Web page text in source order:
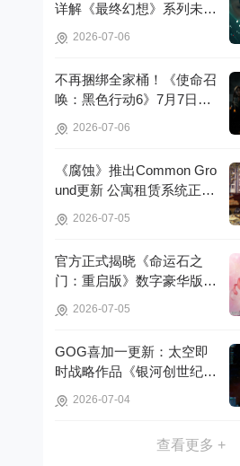
详解《最终幻想》系列未来
2026-07-06
不再捆绑全家桶！《使命召
唤：黑色行动6》7月7日起
2026-07-06
《腐蚀》推出Common Gro
und更新 公寓租赁系统正式
2026-07-05
官方正式揭晓《命运石之
门：重启版》数字豪华版的
2026-07-05
GOG喜加一更新：太空即
时战略作品《银河创世纪：
2026-07-04
查看更多 +